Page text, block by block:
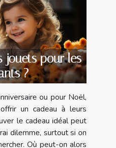
jouets pour les
?
ou pour Noël,
un cadeau à leurs
le cadeau idéal peut
dilemme, surtout si on
Où peut-on alors